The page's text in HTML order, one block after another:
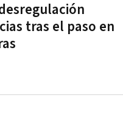
tras el paso en